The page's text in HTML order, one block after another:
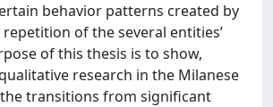
behavior patterns created by
of the several entities’
of this thesis is to show,
research in the Milanese
transitions from significant